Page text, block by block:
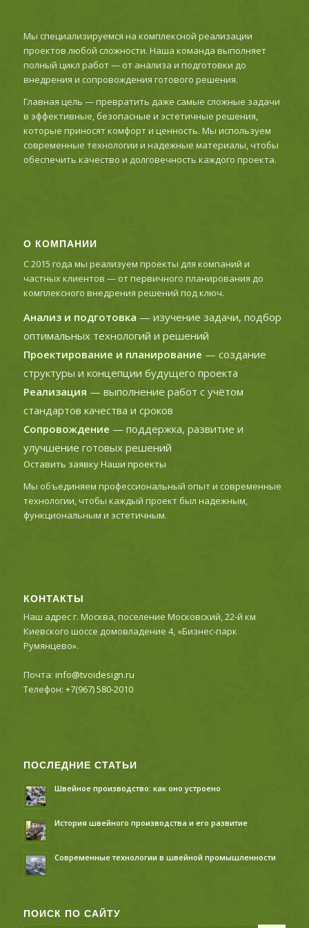
Мы специализируемся на комплексной реализации
проектов любой сложности. Наша команда выполняет
полный цикл работ — от анализа и подготовки до
внедрения и сопровождения готового решения.
Главная цель — превратить даже самые сложные задачи
в эффективные, безопасные и эстетичные решения,
которые приносят комфорт и ценность. Мы используем
современные технологии и надежные материалы, чтобы
обеспечить качество и долговечность каждого проекта.
О КОМПАНИИ
С 2015 года мы реализуем проекты для компаний и
частных клиентов — от первичного планирования до
комплексного внедрения решений под ключ.
Анализ и подготовка — изучение задачи, подбор
оптимальных технологий и решений
Проектирование и планирование — создание
структуры и концепции будущего проекта
Реализация — выполнение работ с учётом
стандартов качества и сроков
Сопровождение — поддержка, развитие и
улучшение готовых решений
Оставить заявкуНаши проекты
Мы объединяем профессиональный опыт и современные
технологии, чтобы каждый проект был надежным,
функциональным и эстетичным.
КОНТАКТЫ
Наш адрес г. Москва, поселение Московский, 22-й км
Киевского шоссе домовладение 4, «Бизнес-парк
Румянцево».
Почта: info@tvoidesign.ru
Телефон: +7(967) 580-2010
ПОСЛЕДНИЕ СТАТЬИ
Швейное производство: как оно устроено
История швейного производства и его развитие
Современные технологии в швейной промышленности
ПОИСК ПО САЙТУ